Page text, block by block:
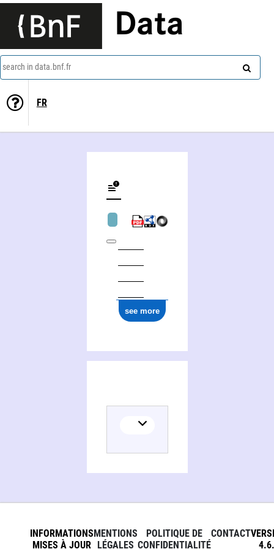
Data
search in data.bnf.fr
FR
see more
INFORMATIONS
MISES À JOUR
MENTIONS
LÉGALES
POLITIQUE DE
CONFIDENTIALITÉ
CONTACT